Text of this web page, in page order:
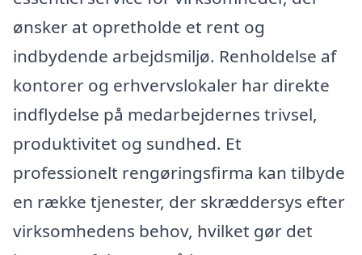
ønsker at opretholde et rent og
indbydende arbejdsmiljø. Renholdelse af
kontorer og erhvervslokaler har direkte
indflydelse på medarbejdernes trivsel,
produktivitet og sundhed. Et
professionelt rengøringsfirma kan tilbyde
en række tjenester, der skræddersys efter
virksomhedens behov, hvilket gør det